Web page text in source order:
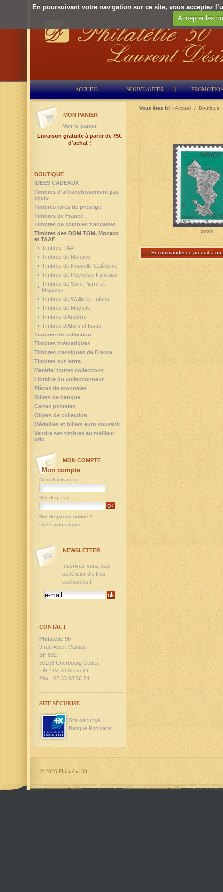
En poursuivant votre navigation sur ce site, vous acceptez
Accepter les
ACCUEIL NOUVEAUTÉS
Vous êtes ici :Accueil / Boutique
zoom
Recommander ce produit à un
BOUTIQUE
IDEES CADEAUX
Timbres d'affranchissement pas
chers
Timbres rares de prestige
Timbres de France
Timbres de colonies françaises
Timbres des DOM TOM, Monaco
et TAAF
Timbres TAAF
Timbres de Monaco
Timbres de Nouvelle-Calédonie
Timbres de Polynésie française
Timbres de Saint Pierre et
Miquelon
Timbres de Wallis et Futuna
Timbres de Mayotte
Timbres d'Andorre
Timbres d'Afars et Issas
Timbres de collection
Timbres thématiques
Timbres classiques de France
Timbres sur lettre
Matériel toutes collections
Librairie du collectionneur
Pièces de monnaies
Billets de banque
Cartes postales
Objets de collection
Médailles et billets euro souvenir
Vendre ses timbres au meilleur
prix
MON PANIER
Voir le panier
Livraison gratuite à partir de 75€
d'achat !
MON COMPTE
Mon compte
Nom d'utilisateur
Mot de passe
Mot de passe oublié ?
Créer mon compte
NEWSLETTER
Inscrivez-vous pour
bénéficier d'offres
exclusives !
CONTACT
Philatélie 50
9,rue Albert Mahieu
BP 832
50108 Cherbourg Cedex
Tél. : 02 33 93 55 91
Fax : 02 33 93 56 74
SITE SÉCURISÉ
Site sécurisé
Banque Populaire
© 2026 Philatélie 50